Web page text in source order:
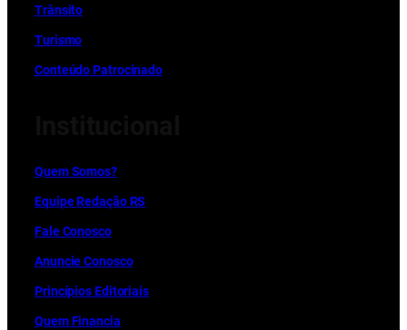
Trânsito
Turismo
Conteúdo Patrocinado
Quem Somos?
Equipe Redação RS
Fale Conosco
Anuncie Conosco
Princípios Editoriais
Quem Financia